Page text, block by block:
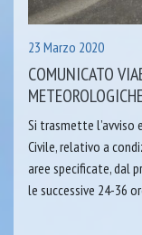
23 Marzo 2020
COMUNICATO
Si trasmette
Civile, relativo a
aree specificate, dal
le successive 24-36